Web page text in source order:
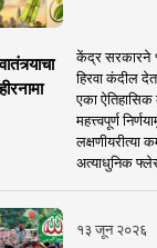
केंद्र सरकारने
हिरवा कंदील
एका
महत्त्वपूर्ण
लक्षणीयरीत्या
अत्याधुनिक फ्लेस
१३ जून २०२६